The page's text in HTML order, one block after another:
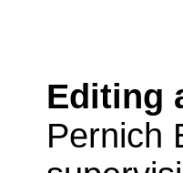
Editing
Pernich